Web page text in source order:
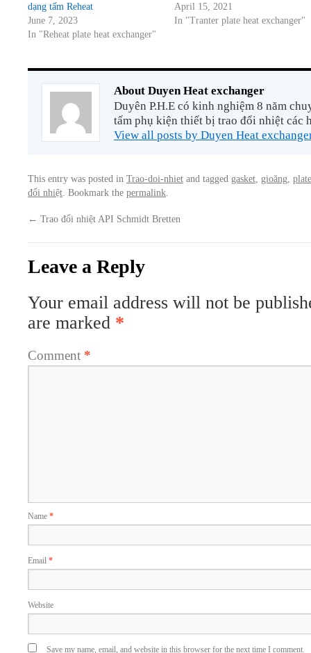
dạng tấm Reheat
June 7, 2023
In "Reheat plate heat exchanger"
April 15, 2021
In "Tranter plate heat exchanger"
About Duyen Heat exchanger
Duyên P.H.E có kinh nghiệm 8 năm
tấm phụ kiện thiết bị trao đổi nhiệt các
View all posts by Duyen Heat
This entry was posted in Trao-doi-nhiet and tagged gasket gioăng plate
đổi nhiệt . Bookmark the permalink
← Trao đổi nhiệt API Schmidt Bretten
Leave a Reply
Your email address will not be
are marked *
Comment *
Name *
Email *
Website
Save my name, email, and website in this browser for the next time I comment.